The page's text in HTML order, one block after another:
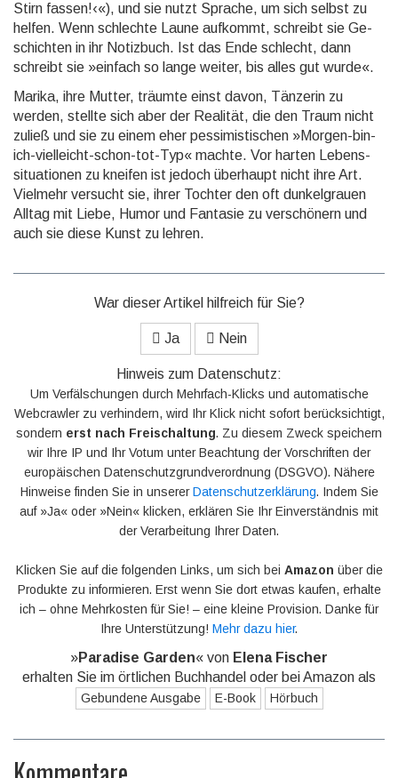
Stirn fassen!‹«), und sie nutzt Sprache, um sich selbst zu
helfen. Wenn schlechte Laune aufkommt, schreibt sie Ge­
schich­ten in ihr Notizbuch. Ist das Ende schlecht, dann
schreibt sie »einfach so lange weiter, bis alles gut wurde«.
Marika, ihre Mutter, träumte einst davon, Tänzerin zu
werden, stellte sich aber der Realität, die den Traum nicht
zuließ und sie zu einem eher pessi­misti­schen »Morgen-bin-
ich-viel­leicht-schon-tot-Typ« machte. Vor harten Lebens­
situa­tionen zu kneifen ist jedoch überhaupt nicht ihre Art.
Vielmehr versucht sie, ihrer Tochter den oft dunkel­grauen
Alltag mit Liebe, Humor und Fantasie zu ver­schönern und
auch sie diese Kunst zu lehren.
War dieser Artikel hilfreich für Sie?
Ja Nein
Hinweis zum Datenschutz:
Um Verfälschungen durch Mehrfach-Klicks und automatische
Webcrawler zu verhindern, wird Ihr Klick nicht sofort berücksichtigt,
sondern erst nach Freischaltung. Zu diesem Zweck speichern
wir Ihre IP und Ihr Votum unter Beachtung der Vorschriften der
europäischen Datenschutzgrundverordnung (DSGVO). Nähere
Hinweise finden Sie in unsererDatenschutzerklärung. Indem Sie
auf »Ja« oder »Nein« klicken, erklären Sie Ihr Einverständnis mit
der Verarbeitung Ihrer Daten.
Klicken Sie auf die folgenden Links, um sich bei Amazon über die
Produkte zu informieren. Erst wenn Sie dort etwas kaufen, erhalte
ich – ohne Mehrkosten für Sie! – eine kleine Provision. Danke für
Ihre Unterstützung! Mehr dazu hier.
»Paradise Garden« von Elena Fischer
erhalten Sie im örtlichen Buchhandel oder bei Amazon als
Gebundene Ausgabe E-Book Hörbuch